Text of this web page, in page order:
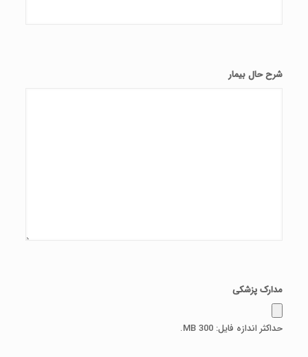
شرح حال بیمار
مدارک پزشکی
حداکثر اندازه فایل: 300 MB.